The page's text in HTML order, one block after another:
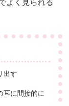
よく見られる
出す
耳に間接的に